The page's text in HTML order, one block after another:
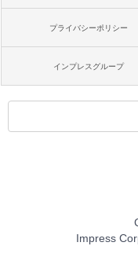
プライバシーポリシー
インプレスグループ
Impress